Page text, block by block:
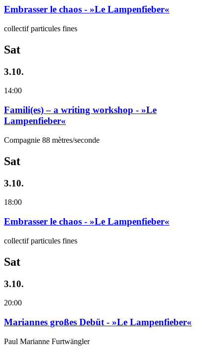
Embrasser le chaos - »Le Lampenfieber«
collectif particules fines
Sat
3.10.
14:00
Famili(es) – a writing workshop - »Le
Lampenfieber«
Compagnie 88 mètres/seconde
Sat
3.10.
18:00
Embrasser le chaos - »Le Lampenfieber«
collectif particules fines
Sat
3.10.
20:00
Mariannes großes Debüt - »Le Lampenfieber«
Paul Marianne Furtwängler